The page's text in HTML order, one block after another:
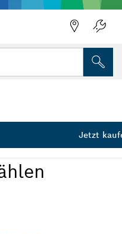
Set, 16 mm
Jetzt